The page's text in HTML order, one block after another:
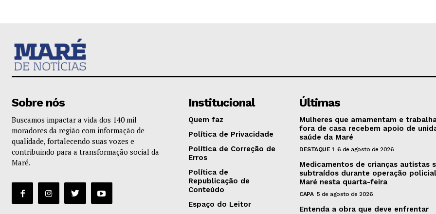
Sobre nós
Buscamos impactar a vida dos 140 mil
moradores da região com informação de
qualidade, fortalecendo suas vozes e
contribuindo para a transformação social da
Maré.
Institucional
Quem faz
Política de Privacidade
Política de Correção de
Erros
Política de
Republicação de
Conteúdo
Espaço do Leitor
Últimas
Mulheres que amamentam e
fora de casa recebem apoio de
saúde da Maré
DESTAQUE 1 6 de agosto de 2026
Medicamentos de crianças autistas
subtraídos durante operação
Maré nesta quarta-feira
CAPA 5 de agosto de 2026
Entenda a obra que deve enfrentar